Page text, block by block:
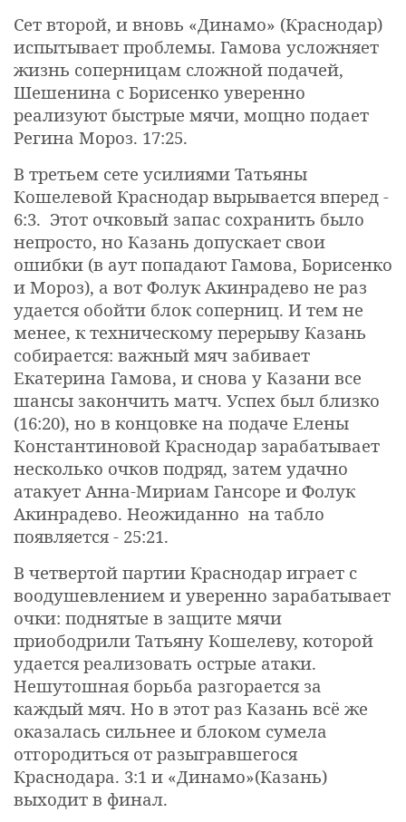
Сет второй, и вновь «Динамо» (Краснодар)
испытывает проблемы. Гамова усложняет
жизнь соперницам сложной подачей,
Шешенина с Борисенко уверенно
реализуют быстрые мячи, мощно подает
Регина Мороз. 17:25.
В третьем сете усилиями Татьяны
Кошелевой Краснодар вырывается вперед -
6:3. Этот очковый запас сохранить было
непросто, но Казань допускает свои
ошибки (в аут попадают Гамова, Борисенко
и Мороз), а вот Фолук Акинрадево не раз
удается обойти блок соперниц. И тем не
менее, к техническому перерыву Казань
собирается: важный мяч забивает
Екатерина Гамова, и снова у Казани все
шансы закончить матч. Успех был близко
(16:20), но в концовке на подаче Елены
Константиновой Краснодар зарабатывает
несколько очков подряд, затем удачно
атакует Анна-Мириам Гансоре и Фолук
Акинрадево. Неожиданно на табло
появляется - 25:21.
В четвертой партии Краснодар играет с
воодушевлением и уверенно зарабатывает
очки: поднятые в защите мячи
приободрили Татьяну Кошелеву, которой
удается реализовать острые атаки.
Нешутошная борьба разгорается за
каждый мяч. Но в этот раз Казань всё же
оказалась сильнее и блоком сумела
отгородиться от разыгравшегося
Краснодара. 3:1 и «Динамо»(Казань)
выходит в финал.